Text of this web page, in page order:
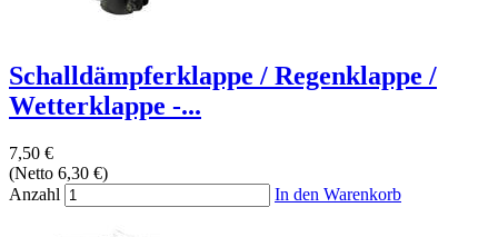
Schalldämpferklappe / Regenklappe /
Wetterklappe -...
7,50 €
(Netto 6,30 €)
Anzahl
In den Warenkorb